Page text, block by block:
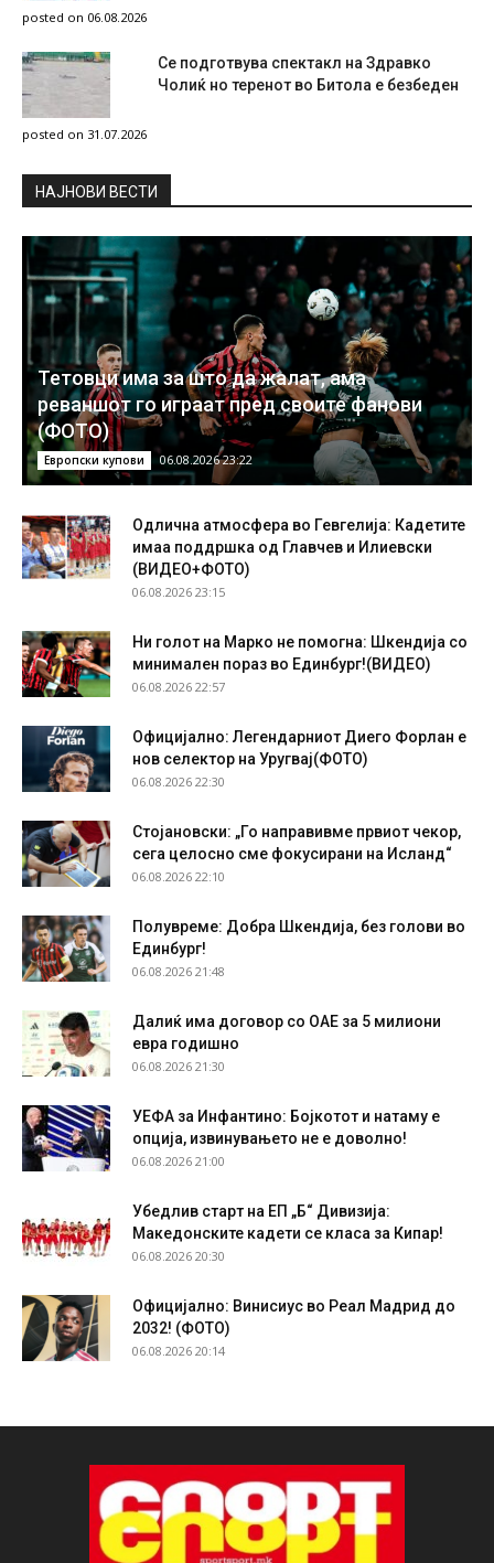
posted on 06.08.2026
Се подготвува спектакл на Здравко
Чолиќ но теренот во Битола е безбеден
posted on 31.07.2026
НAЈНОВИ ВЕСТИ
Тетовци има за што да жалат, ама
реваншот го играат пред своите фанови
(ФОТО)
Европски купови 06.08.2026 23:22
Одлична атмосфера во Гевгелија: Кадетите
имаа поддршка од Главчев и Илиевски
(ВИДЕО+ФОТО)
06.08.2026 23:15
Ни голот на Марко не помогна: Шкендија со
минимален пораз во Единбург!(ВИДЕО)
06.08.2026 22:57
Официјално: Легендарниот Диего Форлан е
нов селектор на Уругвај(ФОТО)
06.08.2026 22:30
Стојановски: „Го направивме првиот чекор,
сега целосно сме фокусирани на Исланд“
06.08.2026 22:10
Полувреме: Добра Шкендија, без голови во
Единбург!
06.08.2026 21:48
Далиќ има договор со ОАЕ за 5 милиони
евра годишно
06.08.2026 21:30
УЕФА за Инфантино: Бојкотот и натаму е
опција, извинувањето не е доволно!
06.08.2026 21:00
Убедлив старт на ЕП „Б“ Дивизија:
Македонските кадети се класа за Кипар!
06.08.2026 20:30
Официјално: Винисиус во Реал Мадрид до
2032! (ФОТО)
06.08.2026 20:14